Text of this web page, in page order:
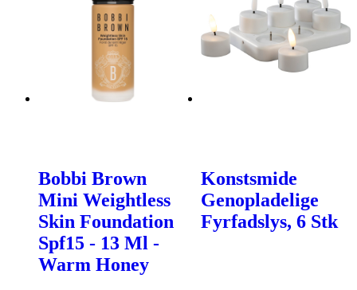
Bobbi Brown
Mini Weightless
Skin Foundation
Spf15 - 13 Ml -
Warm Honey
Konstsmide
Genopladelige
Fyrfadslys, 6 Stk